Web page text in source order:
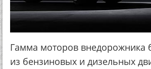
Гамма моторов внедорожника
из бензиновых и дизельных